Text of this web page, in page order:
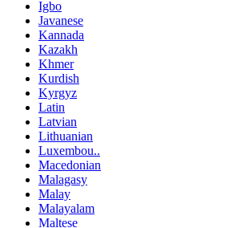
Igbo
Javanese
Kannada
Kazakh
Khmer
Kurdish
Kyrgyz
Latin
Latvian
Lithuanian
Luxembou..
Macedonian
Malagasy
Malay
Malayalam
Maltese